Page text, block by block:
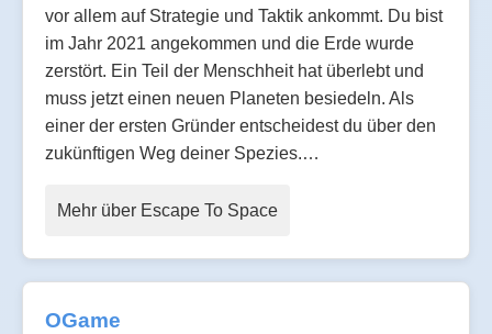
vor allem auf Strategie und Taktik ankommt. Du bist
im Jahr 2021 angekommen und die Erde wurde
zerstört. Ein Teil der Menschheit hat überlebt und
muss jetzt einen neuen Planeten besiedeln. Als
einer der ersten Gründer entscheidest du über den
zukünftigen Weg deiner Spezies.…
Mehr über Escape To Space
OGame